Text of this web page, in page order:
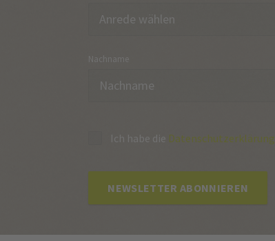
Nachname
Ich habe die Datenschutzerklärung
NEWSLETTER ABONNIEREN